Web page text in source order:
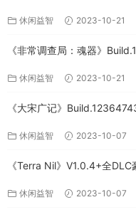
休闲益智 2023-10-21
《非常调查局：魂器》
休闲益智 2023-10-21
《大宋广记》
休闲益智 2023-10-07
《Terra Nil》V1.0.4+全
休闲益智 2023-10-07